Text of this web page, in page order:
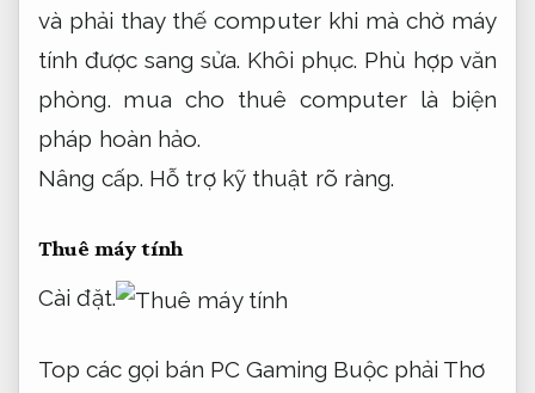
và phải thay thế computer khi mà chờ máy
tính được sang sửa. Khôi phục. Phù hợp văn
phòng. mua cho thuê computer là biện
pháp hoàn hảo.
Nâng cấp. Hỗ trợ kỹ thuật rõ ràng.
Thuê máy tính
Cài đặt.
Top các gọi bán PC Gaming Buộc phải Thơ